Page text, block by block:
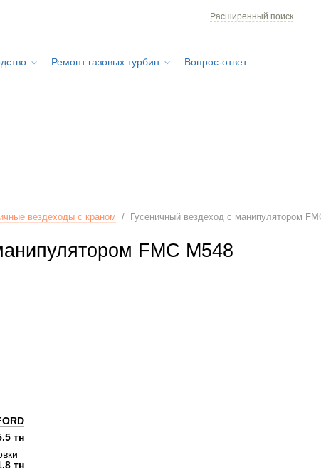
Расширенный поиск
Ремонт газовых турбин Вопрос-ответ
вездеходы с краном / Гусеничный вездеход с манипулятором
FMC M548
тн
тн